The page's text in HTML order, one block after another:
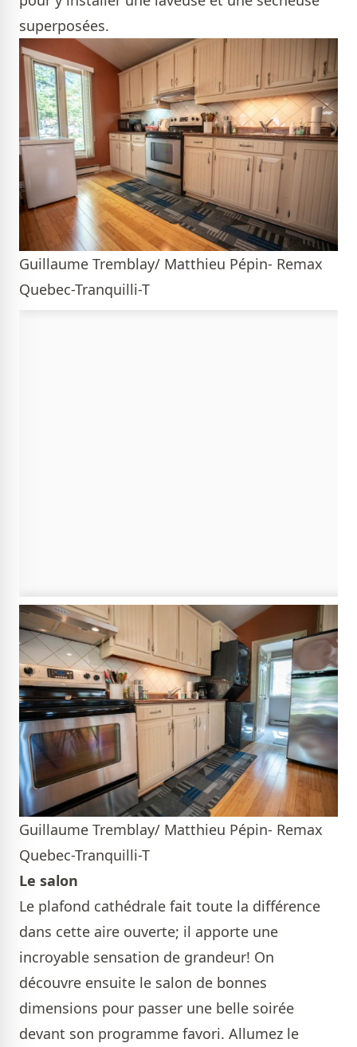
superposées.
Guillaume Tremblay/ Matthieu Pépin- Remax
Quebec-Tranquilli-T
Guillaume Tremblay/ Matthieu Pépin- Remax
Quebec-Tranquilli-T
Le salon
Le plafond cathédrale fait toute la différence
dans cette aire ouverte; il apporte une
incroyable sensation de grandeur! On
découvre ensuite le salon de bonnes
dimensions pour passer une belle soirée
devant son programme favori. Allumez le